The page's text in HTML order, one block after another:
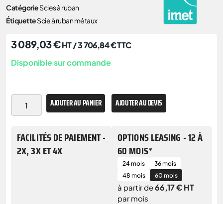
CatégorieScies à ruban
ÉtiquetteScie à ruban métaux
3 089,03€HT /3 706,84€TTC
Disponible sur commande
AJOUTER AU PANIER AJOUTER AU DEVIS
FACILITÉS DE PAIEMENT -
2X, 3X ET 4X
OPTIONS LEASING - 12 À
60 MOIS*
24 mois
36 mois
48 mois
60 mois
à partir de66,17 € HT
par mois